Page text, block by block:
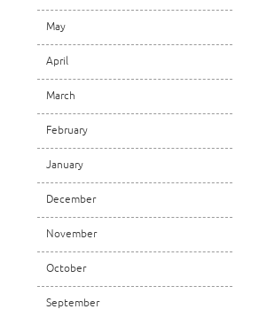
May
April
March
February
January
December
November
October
September